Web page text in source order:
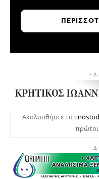
- Δ
Ακολουθήστε το
πρώτοι
- Δ